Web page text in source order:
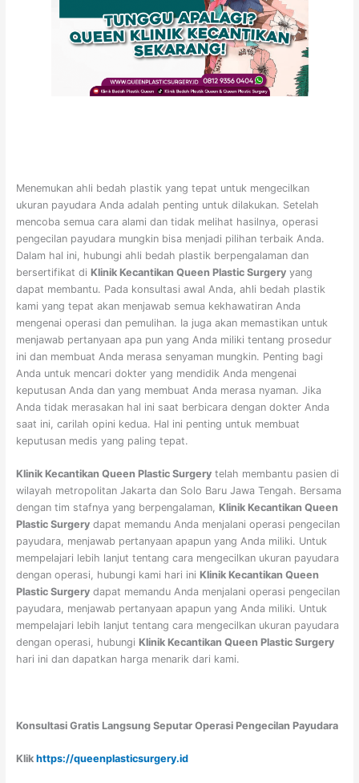
Menemukan ahli bedah plastik yang tepat untuk mengecilkan
ukuran payudara Anda adalah penting untuk dilakukan. Setelah
mencoba semua cara alami dan tidak melihat hasilnya, operasi
pengecilan payudara mungkin bisa menjadi pilihan terbaik Anda.
Dalam hal ini, hubungi ahli bedah plastik berpengalaman dan
bersertifikat di Klinik Kecantikan Queen Plastic Surgeryyang
dapat membantu. Pada konsultasi awal Anda, ahli bedah plastik
kami yang tepat akan menjawab semua kekhawatiran Anda
mengenai operasi dan pemulihan. Ia juga akan memastikan untuk
menjawab pertanyaan apa pun yang Anda miliki tentang prosedur
ini dan membuat Anda merasa senyaman mungkin. Penting bagi
Anda untuk mencari dokter yang mendidik Anda mengenai
keputusan Anda dan yang membuat Anda merasa nyaman. Jika
Anda tidak merasakan hal ini saat berbicara dengan dokter Anda
saat ini, carilah opini kedua. Hal ini penting untuk membuat
keputusan medis yang paling tepat.
Klinik Kecantikan Queen Plastic Surgerytelah membantu pasien di
wilayah metropolitan Jakarta dan Solo Baru Jawa Tengah. Bersama
dengan tim stafnya yang berpengalaman, Klinik Kecantikan Queen
Plastic Surgerydapat memandu Anda menjalani operasi pengecilan
payudara, menjawab pertanyaan apapun yang Anda miliki. Untuk
mempelajari lebih lanjut tentang cara mengecilkan ukuran payudara
dengan operasi, hubungi kami hari ini Klinik Kecantikan Queen
Plastic Surgerydapat memandu Anda menjalani operasi pengecilan
payudara, menjawab pertanyaan apapun yang Anda miliki. Untuk
mempelajari lebih lanjut tentang cara mengecilkan ukuran payudara
dengan operasi, hubungi Klinik Kecantikan Queen Plastic Surgery
hari ini dan dapatkan harga menarik dari kami.
Konsultasi Gratis Langsung Seputar Operasi Pengecilan Payudara
Klik https://queenplasticsurgery.id